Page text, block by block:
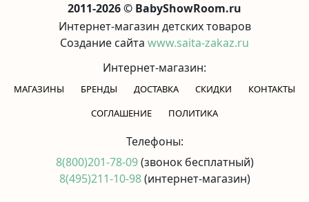
2011-2026 © BabyShowRoom.ru
Интернет-магазин детских товаров
Создание сайта www.saita-zakaz.ru
Интернет-магазин:
МАГАЗИНЫ БРЕНДЫ ДОСТАВКА СКИДКИ
КОНТАКТЫ
CОГЛАШЕНИЕ
ПОЛИТИКА
Телефоны:
8(800)201-78-09(звонок бесплатный)
8(495)211-10-98(интернет-магазин)